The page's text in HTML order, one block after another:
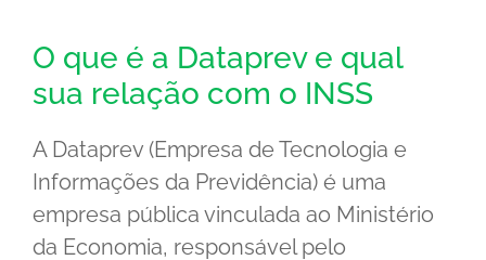
O que é a Dataprev e qual
sua relação com o INSS
A Dataprev (Empresa de Tecnologia e
Informações da Previdência) é uma
empresa pública vinculada ao Ministério
da Economia, responsável pelo